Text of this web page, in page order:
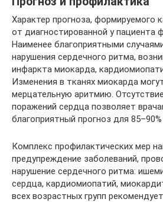
Характер прогноза, формируемого
от диагностированной у пациента
Наименее благоприятными
нарушения сердечного ритма,
инфаркта миокарда,
Изменения в тканях миокарда
мерцательную аритмию.
поражений сердца позволяет
благоприятный прогноз для
Комплекс профилактических мер
предупреждение заболеваний,
нарушение сердечного ритма:
сердца, кардиомиопатий,
всех возрастных групп